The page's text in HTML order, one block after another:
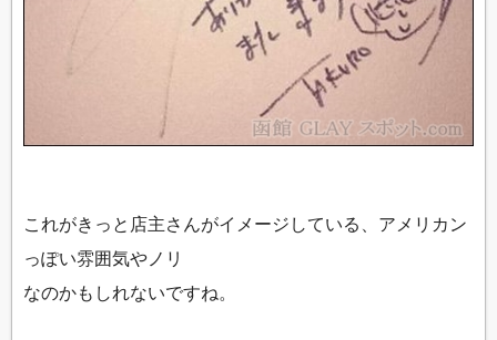
これがきっと店主さんがイメージしている、アメリカン
っぽい雰囲気やノリ
なのかもしれないですね。